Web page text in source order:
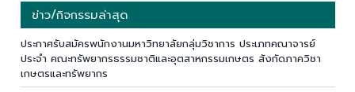
ข่าว/กิจกรรมล่าสุด
ประกาศรับสมัครพนักงานมหาวิทยาลัยกลุ่มวิชาการ ประเภทคณาจารย์
ประจำ คณะทรัพยากรธรรมชาติและอุตสาหกรรมเกษตร สังกัดภาควิชา
เกษตรและทรัพยากร